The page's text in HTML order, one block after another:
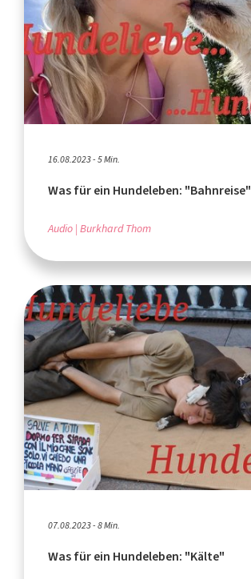
16.08.2023 - 5 Min.
Was für ein Hundeleben: "Bahnreise"
Audio Burkhard Thom
07.08.2023 - 8 Min.
Was für ein Hundeleben: "Kälte"